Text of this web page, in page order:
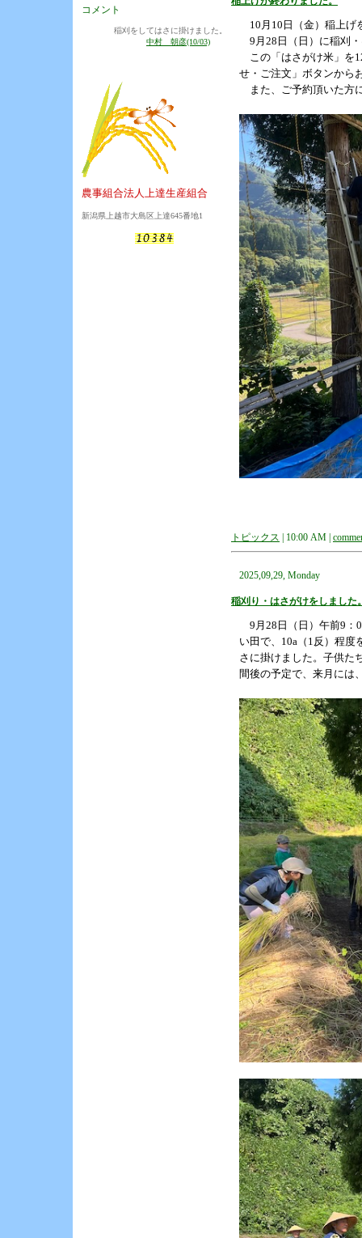
コメント
稲刈をしてはさに掛けました。
中村 朝彦(10/03)
農事組合法人上達生産組合
新潟県上越市大島区上達645番地1
10月10日（金）稲上げ
9月28日（日）に稲刈
この「はさがけ米」を
せ・ご注文」ボタンから
また、ご予約頂いた方
トピックス | 10:00 AM |
2025,09,29, Monday
稲刈り・はさがけをしました
9月28日（日）午前9：
い田で、10a（1反）程度
さに掛けました。子供た
間後の予定で、来月には